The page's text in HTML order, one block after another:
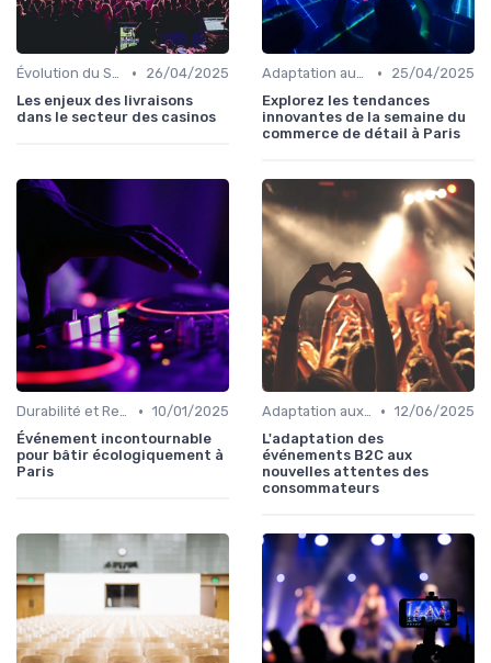
Évolution du Secteur Événementiel B2C •
26/04/2025
Les enjeux des livraisons
dans le secteur des casinos
Adaptation aux Nouvelles Attentes des Consommateurs •
25/04/2025
Explorez les tendances
innovantes de la semaine du
commerce de détail à Paris
Durabilité et Responsabilité Sociale • 10/01/2025
Événement incontournable
pour bâtir écologiquement à
Paris
Adaptation aux Nouvelles Attentes des Consommateurs • 12/06/2025
L'adaptation des
événements B2C aux
nouvelles attentes des
consommateurs